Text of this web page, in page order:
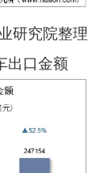
研究院整理
出口金额